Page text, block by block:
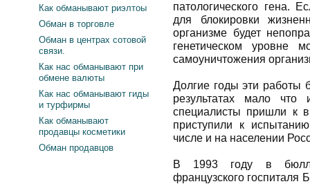
патологического гена.
для блокировки
организме будет
генетическом уровне
самоуничтожения
Долгие годы эти работы
результатах мало что
специалисты пришли к
приступили к
числе и на населении
В 1993 году в
французского госпиталя
Как обманывают риэлтоы
Обман в торговле
Обман в центрах сотовой
связи.
Как нас обманывают при
обмене валюты
Как нас обманывают гиды
и турфирмы
Как обманывают
продавцы косметики
Обман продавцов